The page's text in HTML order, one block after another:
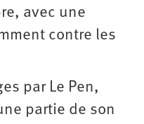
avec une
contre les
par Le Pen,
partie de son